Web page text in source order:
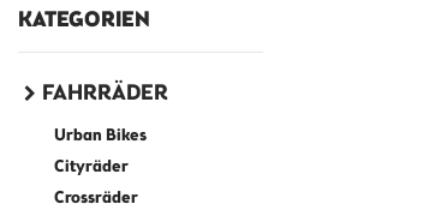
KATEGORIEN
FAHRRÄDER
Urban Bikes
Cityräder
Crossräder